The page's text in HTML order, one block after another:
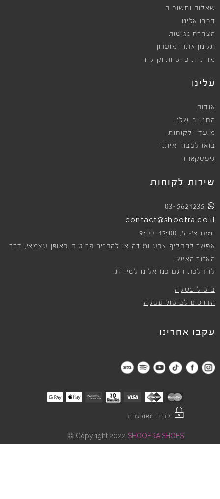
שאלות ותשובות
דברו אלינו
הצהרת נגישות
תקנון אתר ומועדון
מדיניות פרטיות וקוקיז
עלינו
אודות
החנויות שלנו
מועדון לקוחות
בואו לעבוד איתנו
גיפטקארד
שירות לקוחות
03-5621235
contact@shoofra.co.il
ימים א׳-ה׳, 9:00-17:00
אפשר להחליף צבע ומידה או להחזיר פריטים באופן עצמאי, דרך
האזור האישי.
להחלפת דגם פנו אלינו לשירות.
ביטול עסקה
הדרכים לביטול עסקה
עקבו אחרינו
קנייה מאובטחת
Copyright 2022 SHOOFRA.SHOES
©